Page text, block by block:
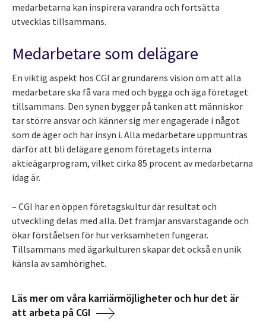
medarbetarna kan inspirera varandra och fortsätta
utvecklas tillsammans.
Medarbetare som delägare
En viktig aspekt hos CGI är grundarens vision om att alla
medarbetare ska få vara med och bygga och äga företaget
tillsammans. Den synen bygger på tanken att människor
tar större ansvar och känner sig mer engagerade i något
som de äger och har insyn i. Alla medarbetare uppmuntras
därför att bli delägare genom företagets interna
aktieägarprogram, vilket cirka 85 procent av medarbetarna
idag är.
– CGI har en öppen företagskultur där resultat och
utveckling delas med alla. Det främjar ansvarstagande och
ökar förståelsen för hur verksamheten fungerar.
Tillsammans med ägarkulturen skapar det också en unik
känsla av samhörighet.
Läs mer om våra karriärmöjligheter och hur det är
att arbeta på CGI